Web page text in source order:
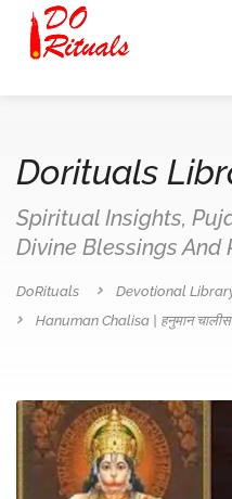
Dorituals
Spiritual Insights,
Divine Blessings And
DoRituals Devotional
Hanuman Chalisa | हनुमान